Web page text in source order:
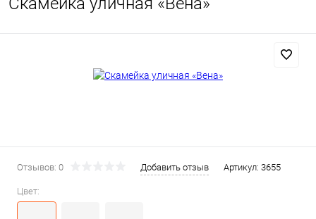
Отзывов: 0 Добавить отзыв Артикул: 3655
Цвет: